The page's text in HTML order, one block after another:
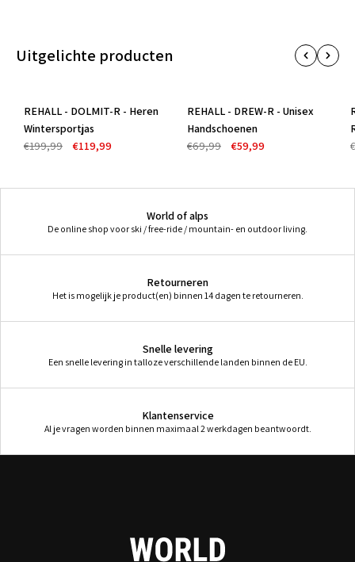
Uitgelichte producten
-40%
REHALL - DOLMIT-R - Heren
Wintersportjas
€199,99
€119,99
-14%
REHALL - DREW-R - Unisex
Handschoenen
€69,99
€59,99
World of alps
De online shop voor ski / free-ride / mountain- en outdoor living.
Retourneren
Het is mogelijk je product(en) binnen 14 dagen te retourneren.
Snelle levering
Een snelle levering in talloze verschillende landen binnen de EU.
Klantenservice
Al je vragen worden binnen maximaal 2 werkdagen beantwoordt.